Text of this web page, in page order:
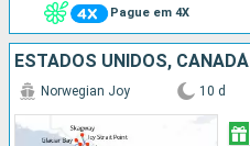
Pague em 4X
ESTADOS UNIDOS, CANADÁ
Norwegian Joy 10 d